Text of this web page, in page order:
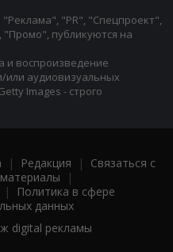
"PR", "Спецпроект",
публикуются на
и воспроизведение
или аудиовизуальных
Images - строго
| Редакция | Связаться с
|
|
Политика в сфере
данных
digital рекламы